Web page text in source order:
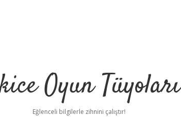
Oyun Tüyoları
Eğlenceli bilgilerle zihnini çalıştır!